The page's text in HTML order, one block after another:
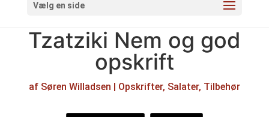
Vælg en side
Tzatziki Nem og god
opskrift
af Søren Willadsen | Opskrifter, Salater, Tilbehør